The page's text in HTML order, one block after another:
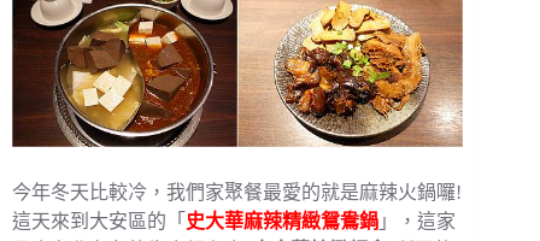
今年冬天比較冷，我們家聚餐最愛的就是麻辣火鍋囉!
這天來到大安區的「 史大華麻辣精緻鴛鴦鍋 」，這家